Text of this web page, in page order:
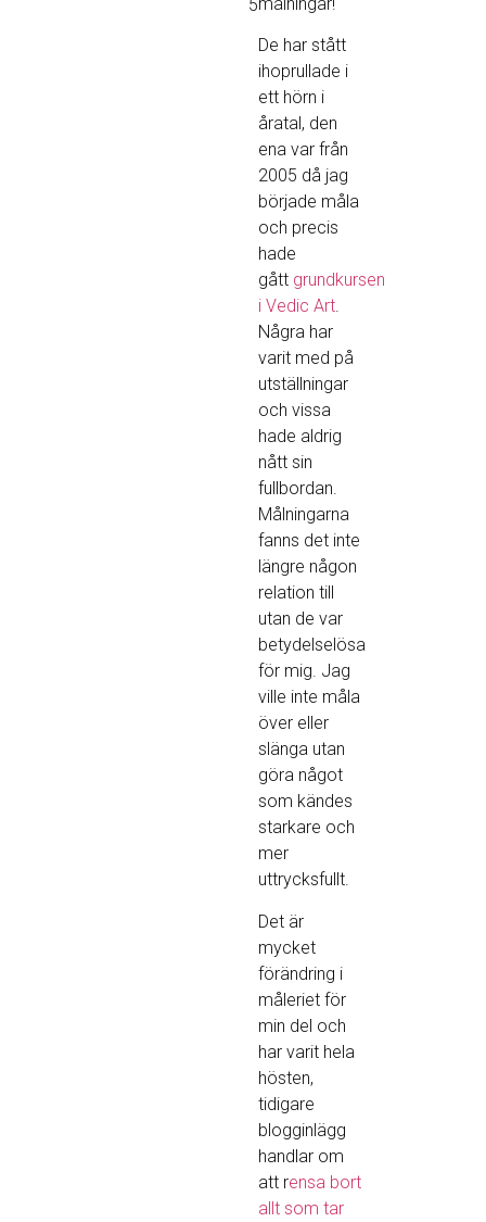
5
De har stått
ihoprullade i
ett hörn i
åratal, den
ena var från
2005 då jag
började måla
och precis
hade
gått grundkursen
i Vedic Art.
Några har
varit med på
utställningar
och vissa
hade aldrig
nått sin
fullbordan.
Målningarna
fanns det inte
längre någon
relation till
utan de var
betydelselösa
för mig. Jag
ville inte måla
över eller
slänga utan
göra något
som kändes
starkare och
mer
uttrycksfullt.
Det är
mycket
förändring i
måleriet för
min del och
har varit hela
hösten,
tidigare
blogginlägg
handlar om
att rensa bort
allt som tar